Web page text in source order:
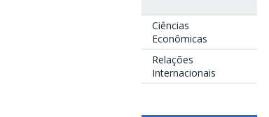
Ciências
Econômicas
Relações
Internacionais